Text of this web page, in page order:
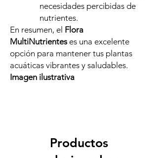
necesidades percibidas de
nutrientes.
En resumen, el Flora
MultiNutrienteses una excelente
opción para mantener tus plantas
acuáticas vibrantes y saludables.
Imagen ilustrativa
Productos